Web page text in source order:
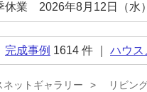
休業 2026年8月12日（水
完成事例 1614 件 ｜ ハウス
ットギャラリー リビン